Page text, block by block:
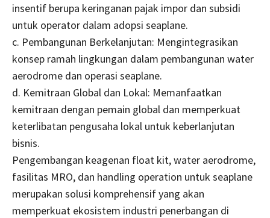
insentif berupa keringanan pajak impor dan subsidi
untuk operator dalam adopsi seaplane.
c. Pembangunan Berkelanjutan: Mengintegrasikan
konsep ramah lingkungan dalam pembangunan water
aerodrome dan operasi seaplane.
d. Kemitraan Global dan Lokal: Memanfaatkan
kemitraan dengan pemain global dan memperkuat
keterlibatan pengusaha lokal untuk keberlanjutan
bisnis.
Pengembangan keagenan float kit, water aerodrome,
fasilitas MRO, dan handling operation untuk seaplane
merupakan solusi komprehensif yang akan
memperkuat ekosistem industri penerbangan di